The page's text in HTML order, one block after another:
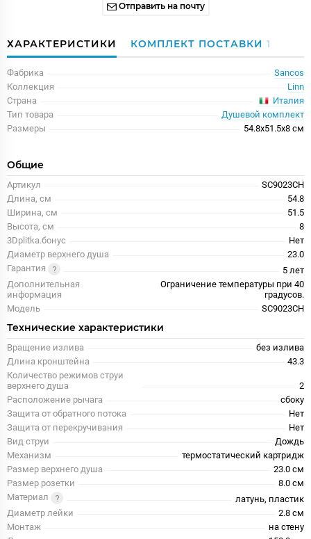
Отправить на почту
ХАРАКТЕРИСТИКИ КОМПЛЕКТ ПОСТАВКИ 1
Фабрика
Sancos
Коллекция
Linn
Страна
Италия
Тип товара
Душевой комплект
Размеры
54.8x51.5x8 см
Общие
Артикул
SC9023CH
Длина, см
54.8
Ширина, см
51.5
Высота, см
8
3Dplitka.бонус
Нет
Диаметр верхнего душа
23.0
Гарантия
5 лет
Дополнительная
информация
Ограничение температуры при 40
градусов.
Модель
SC9023CH
Технические характеристики
Вращение излива
без излива
Длина кронштейна
43.3
Количество режимов струи
верхнего душа
2
Расположение рычага
сбоку
Защита от обратного потока
Нет
Защита от перекручивания
Нет
Вид струи
Дождь
Механизм
термостатический картридж
Размер верхнего душа
23.0 см
Размер розетки
8.0 см
Материал
латунь, пластик
Диаметр лейки
2.8 см
Монтаж
на стену